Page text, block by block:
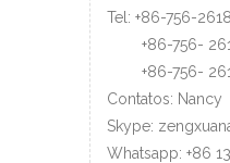
Tel: +86-756-
+86-756-
+86-756-
Contatos: Nancy
Skype:
Whatsapp: +86